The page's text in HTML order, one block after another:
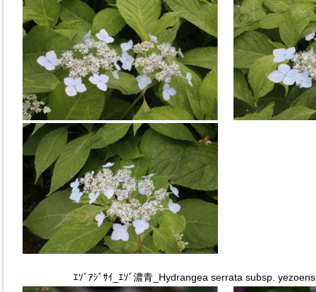
ｴｿﾞｱｼﾞｻｲ_ｴｿﾞ濃青_Hydrangea serrata subsp.